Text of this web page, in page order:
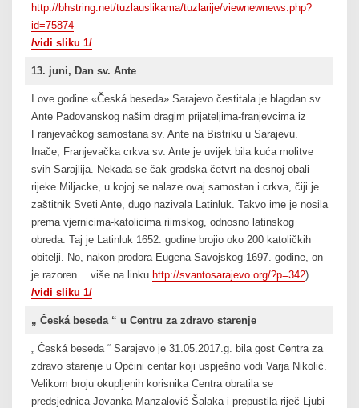
http://bhstring.net/tuzlauslikama/tuzlarije/viewnewnews.php?
id=75874
/vidi sliku 1/
13. juni, Dan sv. Ante
I ove godine «Česká beseda» Sarajevo čestitala je blagdan sv.
Ante Padovanskog našim dragim prijateljima-franjevcima iz
Franjevačkog samostana sv. Ante na Bistriku u Sarajevu.
Inače, Franjevačka crkva sv. Ante je uvijek bila kuća molitve
svih Sarajlija. Nekada se čak gradska četvrt na desnoj obali
rijeke Miljacke, u kojoj se nalaze ovaj samostan i crkva, čiji je
zaštitnik Sveti Ante, dugo nazivala Latinluk. Takvo ime je nosila
prema vjernicima-katolicima riimskog, odnosno latinskog
obreda. Taj je Latinluk 1652. godine brojio oko 200 katoličkih
obitelji. No, nakon prodora Eugena Savojskog 1697. godine, on
je razoren… više na linku http://svantosarajevo.org/?p=342)
/vidi sliku 1/
„ Česká beseda “ u Centru za zdravo starenje
„ Česká beseda “ Sarajevo je 31.05.2017.g. bila gost Centra za
zdravo starenje u Općini centar koji uspješno vodi Varja Nikolić.
Velikom broju okupljenih korisnika Centra obratila se
predsjednica Jovanka Manzalović Šalaka i prepustila riječ Ljubi